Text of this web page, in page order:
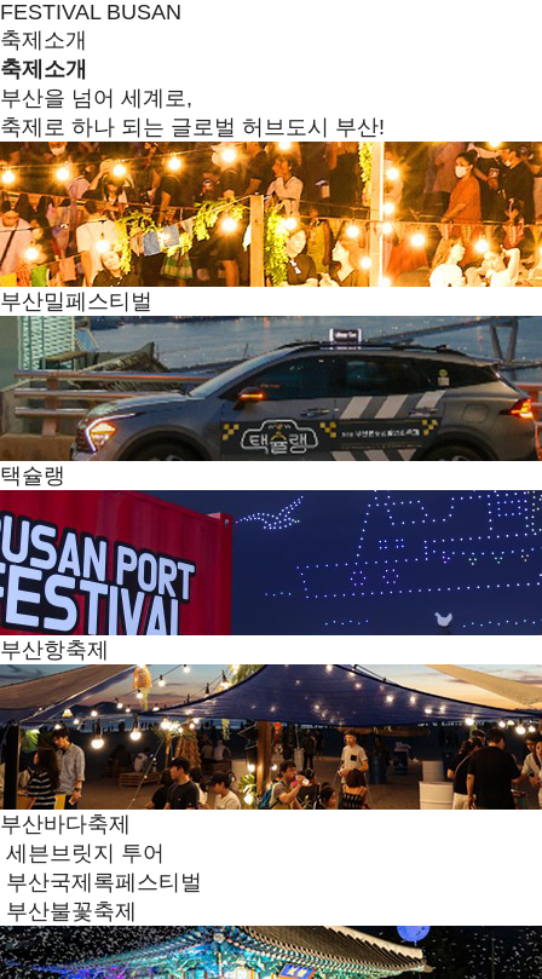
FESTIVAL BUSAN
축제소개
축제소개
부산을 넘어 세계로,
축제로 하나 되는 글로벌 허브도시 부산!
부산밀페스티벌
택슐랭
부산항축제
부산바다축제
세븐브릿지 투어
부산국제록페스티벌
부산불꽃축제